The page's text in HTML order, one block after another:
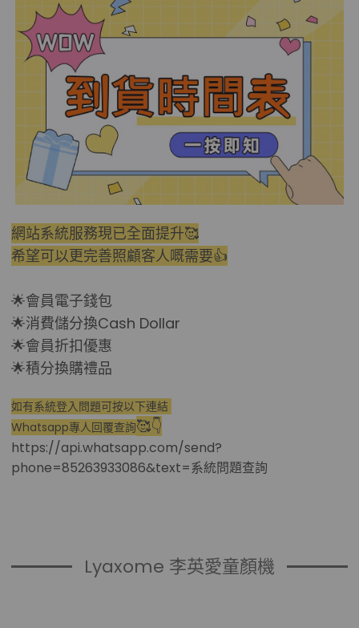
網站系統服務現已全面提升🥰
希望可以更完善照顧客人嘅需要👍
🌟會員電子錢包
🌟消費儲分換Cash Dollar
🌟會員折扣優惠
🌟積分換購禮品
如有系統登入問題可按以下連結
Whatsapp專人回覆查詢🥰👇
https://api.whatsapp.com/send?
phone=85263933086&text=系統問題查詢
Lyaxome 李英愛童顏機